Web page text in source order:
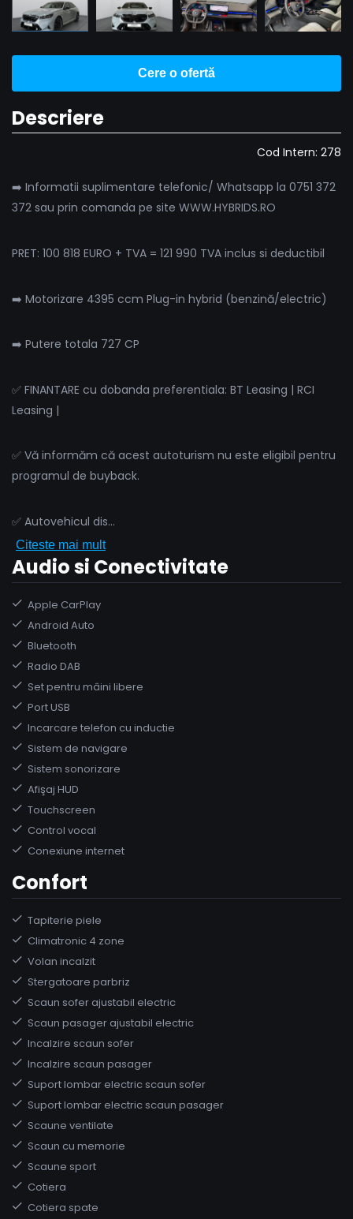
Cere o ofertă
Descriere
Cod Intern: 278
➡️ Informatii suplimentare telefonic/ Whatsapp la 0751 372
372 sau prin comanda pe site WWW.HYBRIDS.RO
PRET: 100 818 EURO + TVA = 121 990 TVA inclus si deductibil
➡️ Motorizare 4395 ccm Plug-in hybrid (benzină/electric)
➡️ Putere totala 727 CP
✅ FINANTARE cu dobanda preferentiala: BT Leasing | RCI
Leasing |
✅ Vă informăm că acest autoturism nu este eligibil pentru
programul de buyback.
✅ Autovehicul dis...
Citeste mai mult
Audio si Conectivitate
Apple CarPlay
Android Auto
Bluetooth
Radio DAB
Set pentru mâini libere
Port USB
Incarcare telefon cu inductie
Sistem de navigare
Sistem sonorizare
Afişaj HUD
Touchscreen
Control vocal
Conexiune internet
Confort
Tapiterie piele
Climatronic 4 zone
Volan incalzit
Stergatoare parbriz
Scaun sofer ajustabil electric
Scaun pasager ajustabil electric
Incalzire scaun sofer
Incalzire scaun pasager
Suport lombar electric scaun sofer
Suport lombar electric scaun pasager
Scaune ventilate
Scaun cu memorie
Scaune sport
Cotiera
Cotiera spate